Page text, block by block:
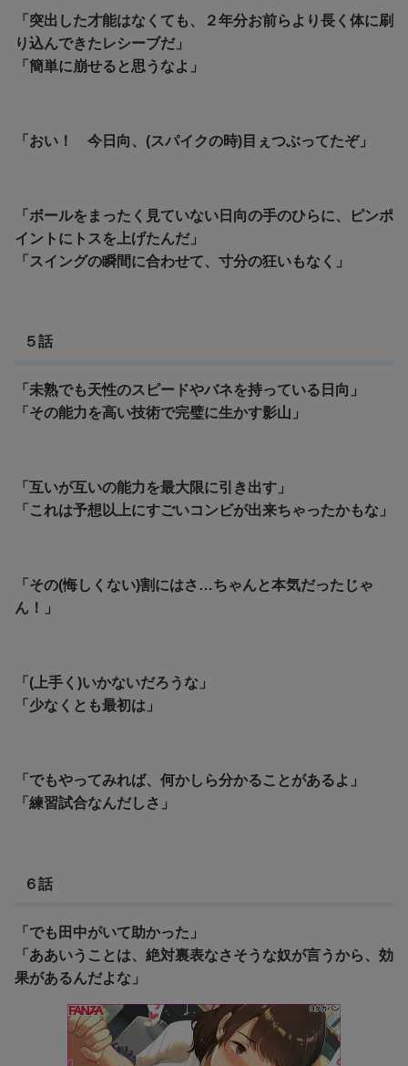
「突出した才能はなくても、２年分お前らより長く体に刷
り込んできたレシーブだ」
「簡単に崩せると思うなよ」
「おい！ 今日向、(スパイクの時)目ぇつぶってたぞ」
「ボールをまったく見ていない日向の手のひらに、ピンポ
イントにトスを上げたんだ」
「スイングの瞬間に合わせて、寸分の狂いもなく」
５話
「未熟でも天性のスピードやバネを持っている日向」
「その能力を高い技術で完璧に生かす影山」
「互いが互いの能力を最大限に引き出す」
「これは予想以上にすごいコンビが出来ちゃったかもな」
「その(悔しくない)割にはさ…ちゃんと本気だったじゃ
ん！」
「(上手く)いかないだろうな」
「少なくとも最初は」
「でもやってみれば、何かしら分かることがあるよ」
「練習試合なんだしさ」
６話
「でも田中がいて助かった」
「ああいうことは、絶対裏表なさそうな奴が言うから、効
果があるんだよな」